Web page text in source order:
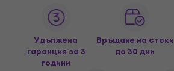
Удължена
гаранция за 3
години
Връщане на стоки
до 30 дни